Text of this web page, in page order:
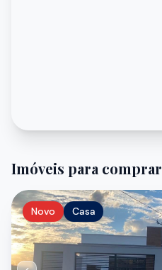
Imóveis para comprar
Novo Casa